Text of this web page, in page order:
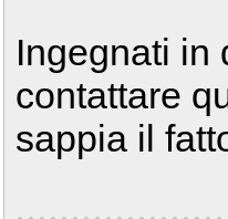
Ingegnati in
contattare
sappia il